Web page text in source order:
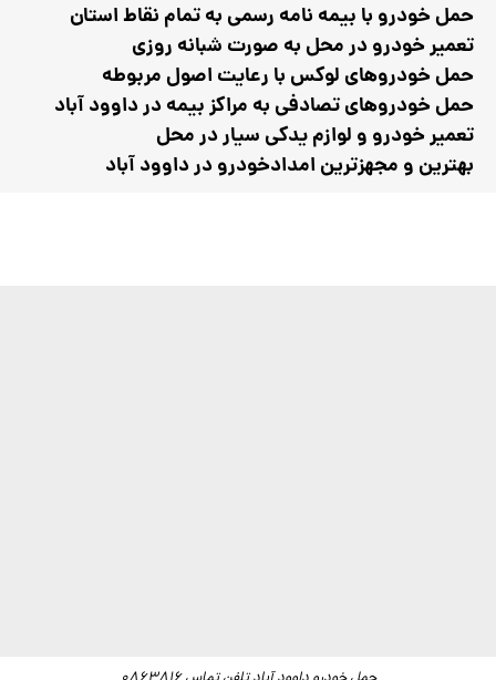
حمل خودرو با بیمه نامه رسمی‌ به تمام نقاط استان
تعمیر خودرو در محل به صورت شبانه روزی
حمل خودروهای لوکس با رعایت اصول مربوطه
حمل خودروهای تصادفی به مراکز بیمه در داوود آباد
تعمیر خودرو و لوازم یدکی سیار در محل
بهترین و مجهزترین امدادخودرو در داوود آباد